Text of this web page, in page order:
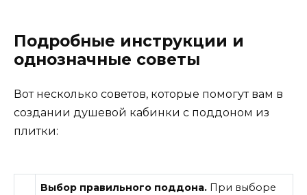
Подробные инструкции и
однозначные советы
Вот несколько советов, которые помогут вам в
создании душевой кабинки с поддоном из
плитки:
Выбор правильного поддона. При выборе